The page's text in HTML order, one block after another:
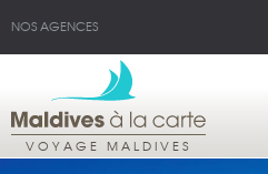
NOS AGENCES
VOYAGE MALDIVES